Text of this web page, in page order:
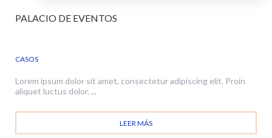
PALACIO DE EVENTOS
CASOS
Lorem ipsum dolor sit amet, consectetur adipiscing elit. Proin
aliquet luctus dolor. ...
LEER MÁS